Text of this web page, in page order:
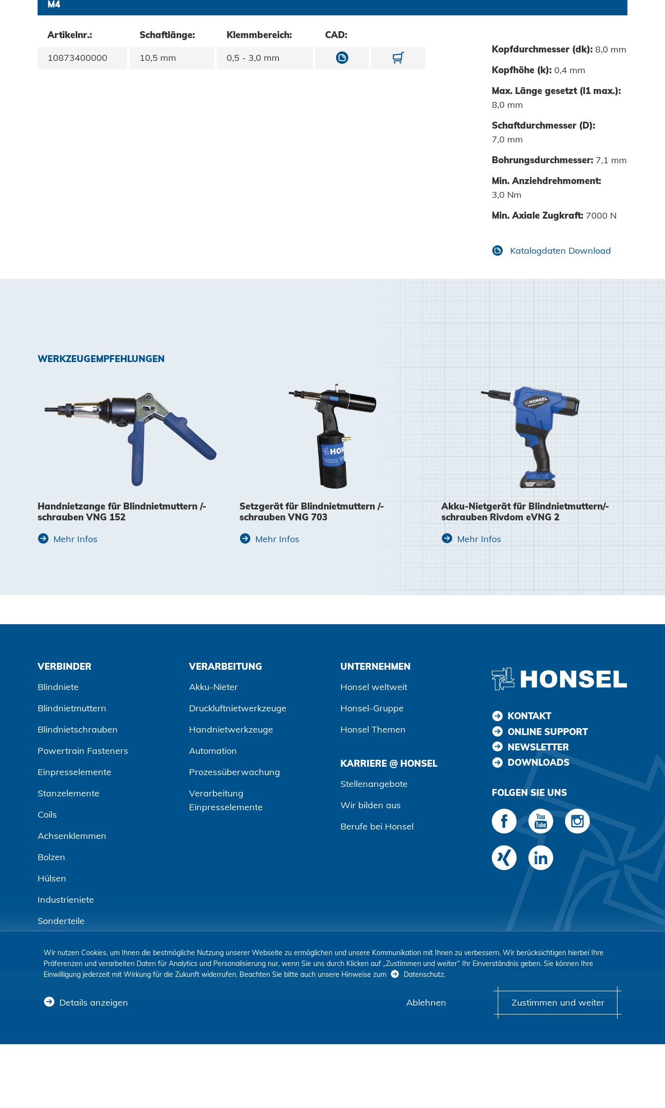
Datenschutz
M4
Artikelnr.: Schaftlänge: Klemmbereich:
CAD:
10873400000
10,5 mm 0,5 - 3,0 mm 10873400000
Kopfdurchmesser (dk):8,0 mm
Kopfhöhe (k):0,4 mm
Max. Länge gesetzt (l1 max.):
8,0 mm
Schaftdurchmesser (D):
7,0 mm
Bohrungsdurchmesser:7,1 mm
Min. Anziehdrehmoment:
3,0 Nm
Min. Axiale Zugkraft:7000 N
Katalogdaten Download
WERKZEUGEMPFEHLUNGEN
Handnietzange für Blindnietmuttern /-
schrauben VNG 152
Mehr Infos
Setzgerät für Blindnietmuttern /-
schrauben VNG 703
Mehr Infos
Akku-Nietgerät für Blindnietmuttern/-
schrauben Rivdom eVNG 2
Mehr Infos
VERBINDER
Blindniete
Blindnietmuttern
Blindnietschrauben
Powertrain Fasteners
Einpresselemente
Stanzelemente
Coils
Achsenklemmen
Bolzen
Hülsen
Industrieniete
Sonderteile
VERARBEITUNG
Akku-Nieter
Druckluftnietwerkzeuge
Handnietwerkzeuge
Automation
Prozessüberwachung
Verarbeitung
Einpresselemente
UNTERNEHMEN
Honsel weltweit
Honsel-Gruppe
Honsel Themen
KARRIERE @ HONSEL
Stellenangebote
Wir bilden aus
Berufe bei Honsel
KONTAKT
ONLINE SUPPORT
NEWSLETTER
DOWNLOADS
FOLGEN SIE UNS
Wir nutzen Cookies, um Ihnen die bestmögliche Nutzung unserer Webseite zu ermöglichen und unsere Kommunikation mit Ihnen zu verbessern. Wir berücksichtigen hierbei Ihre
Präferenzen und verarbeiten Daten für Analytics und Personalisierung nur, wenn Sie uns durch Klicken auf „Zustimmen und weiter“ Ihr Einverständnis geben. Sie können Ihre
Einwilligung jederzeit mit Wirkung für die Zukunft widerrufen. Beachten Sie bitte auch unsere Hinweise zum
Datenschutz.
Details anzeigen Ablehnen Zustimmen und weiter
Zustimmen und weiter